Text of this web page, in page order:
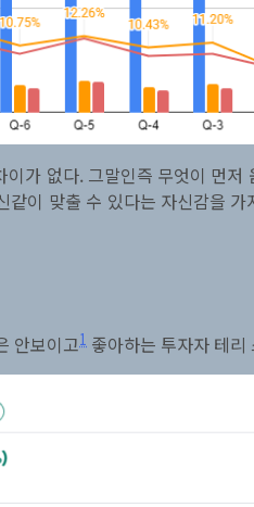
가 없다. 그말인즉 무엇이 먼
이 맞출 수 있다는 자신감을
안보이고1 좋아하는 투자자 테